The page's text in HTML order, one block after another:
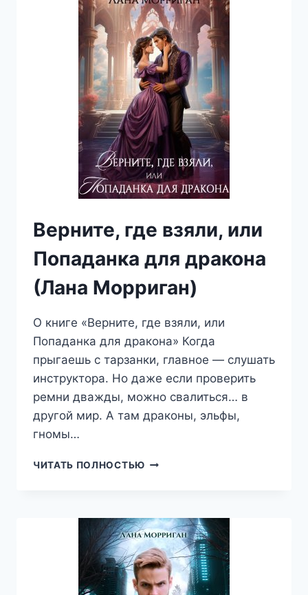
Верните, где взяли, или
Попаданка для дракона
(Лана Морриган)
О книге «Верните, где взяли, или
Попаданка для дракона» Когда
прыгаешь с тарзанки, главное — слушать
инструктора. Но даже если проверить
ремни дважды, можно свалиться… в
другой мир. А там драконы, эльфы,
гномы…
ЧИТАТЬ ПОЛНОСТЬЮ ВЕРНИТЕ,
ПОПАДАНКА
ДЛЯ
ДРАКОНА
(ЛАНА
МОРРИГАН)